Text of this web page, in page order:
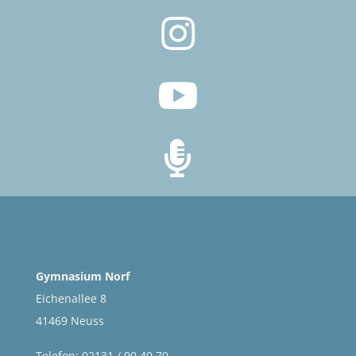



Gymnasium Norf
Eichenallee 8
41469 Neuss